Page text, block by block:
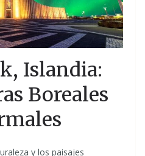
Islandia:
Boreales
y los paisajes